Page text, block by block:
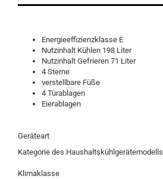
Energieeffizienzklasse E
Nutzinhalt Kühlen 198 Liter
Nutzinhalt Gefrieren 71 Liter
4 Sterne
verstellbare Füße
4 Türablagen
Eierablagen
Geräteart
Kategorie des Haushaltskühlgerätemodells
Klimaklasse